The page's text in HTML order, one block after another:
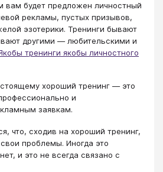
вам будет предложен личностный
рекламы, пустых призывов,
эзотерики. Тренинги бывают
другими — любительскими и
тренинги якобы личностного
хороший тренинг — это
и
заявкам.
что, сходив на хороший тренинг,
проблемы. Иногда это
и это не всегда связано с